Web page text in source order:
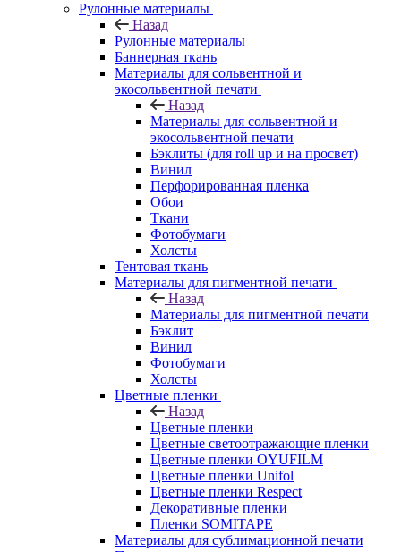
Рулонные материалы
Назад
Рулонные материалы
Баннерная ткань
Материалы для сольвентной и
экосольвентной печати
Назад
Материалы для сольвентной и
экосольвентной печати
Бэклиты (для roll up и на просвет)
Винил
Перфорированная пленка
Обои
Ткани
Фотобумаги
Холсты
Тентовая ткань
Материалы для пигментной печати
Назад
Материалы для пигментной печати
Бэклит
Винил
Фотобумаги
Холсты
Цветные пленки
Назад
Цветные пленки
Цветные светоотражающие пленки
Цветные пленки OYUFILM
Цветные пленки Unifol
Цветные пленки Respect
Декоративные пленки
Пленки SOMITAPE
Материалы для сублимационной печати